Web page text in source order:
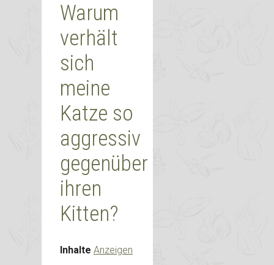
Warum
verhält
sich
meine
Katze so
aggressiv
gegenüber
ihren
Kitten?
Inhalte Anzeigen